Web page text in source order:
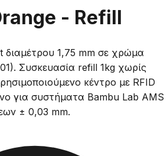
- Refill
διαμέτρου 1,75 mm σε χρώμα
Συσκευασία refill 1kg χωρίς
κέντρο με RFID
για συστήματα Bambu Lab AMS
± 0,03 mm.